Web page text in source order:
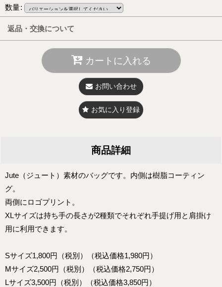
数量:
返品・交換について
カートに入れる
お問い合わせ
お気に入り登録
商品詳細
Jute（ジュート）素材のバッグです。内側は樹脂コーティン
グ。
両側にロゴプリント。
XLサイズは持ち手の長さが2種類でそれぞれ手提げ用と肩掛け
用に利用できます。
Sサイズ1,800円（税別）（税込価格1,980円）
Mサイズ2,500円（税別）（税込価格2,750円）
Lサイズ3,500円（税別）（税込価格3,850円）